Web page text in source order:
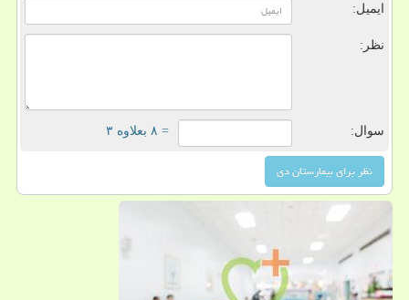
ایمیل:
نظر:
سوال: = ۸ بعلاوه ۳